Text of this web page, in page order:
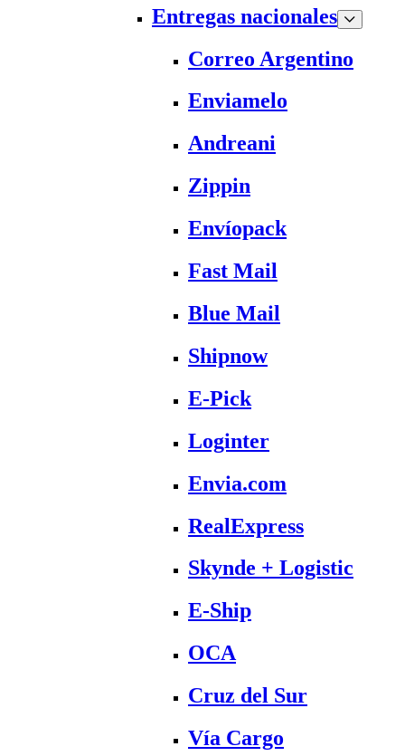
Entregas nacionales
Correo Argentino
Enviamelo
Andreani
Zippin
Envíopack
Fast Mail
Blue Mail
Shipnow
E-Pick
Loginter
Envia.com
RealExpress
Skynde + Logistic
E-Ship
OCA
Cruz del Sur
Vía Cargo